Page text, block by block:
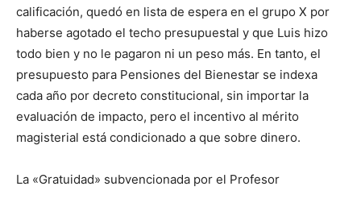
calificación, quedó en lista de espera en el grupo X por
haberse agotado el techo presupuestal y que Luis hizo
todo bien y no le pagaron ni un peso más. En tanto, el
presupuesto para Pensiones del Bienestar se indexa
cada año por decreto constitucional, sin importar la
evaluación de impacto, pero el incentivo al mérito
magisterial está condicionado a que sobre dinero.
La «Gratuidad» subvencionada por el Profesor